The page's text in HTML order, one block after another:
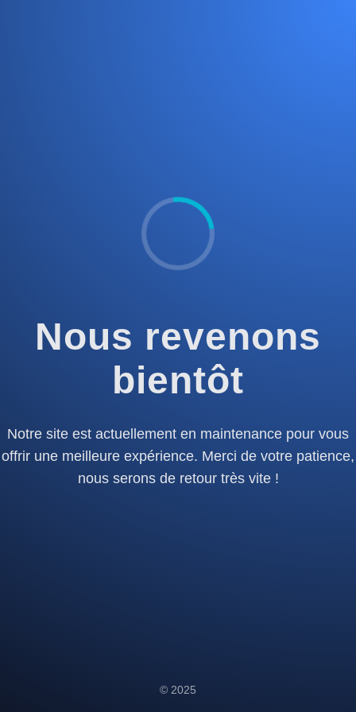
Nous revenons
bientôt
Notre site est actuellement en maintenance pour vous
offrir une meilleure expérience. Merci de votre patience,
nous serons de retour très vite !
© 2025